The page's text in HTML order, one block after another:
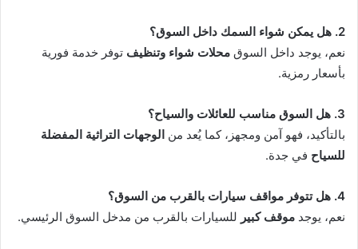
2. هل يمكن شواء السمك داخل السوق؟
نعم، يوجد داخل السوق محلات شواء وتنظيف توفر خدمة فورية
بأسعار رمزية.
3. هل السوق مناسب للعائلات والسياح؟
بالتأكيد، فهو آمن ومجهز، كما يُعد من الوجهات التراثية المفضلة
للسياح في جدة.
4. هل تتوفر مواقف سيارات بالقرب من السوق؟
نعم، يوجد موقف كبير للسيارات بالقرب من مدخل السوق الرئيسي.